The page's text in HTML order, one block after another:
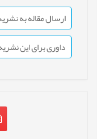
ارسال مقاله به نشریه
داوری برای این نشریه